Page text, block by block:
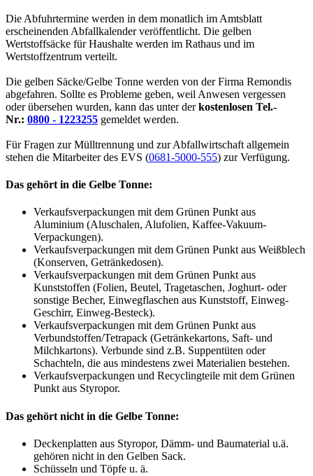
Die Abfuhrtermine werden in dem monatlich im Amtsblatt
erscheinenden Abfallkalender veröffentlicht. Die gelben
Wertstoffsäcke für Haushalte werden im Rathaus und im
Wertstoffzentrum verteilt.
Die gelben Säcke/Gelbe Tonne werden von der Firma Remondis
abgefahren. Sollte es Probleme geben, weil Anwesen vergessen
oder übersehen wurden, kann das unter derkostenlosen Tel.-
Nr.: 0800 - 1223255 gemeldet werden.
Für Fragen zur Mülltrennung und zur Abfallwirtschaft allgemein
stehen die Mitarbeiter des EVS (0681-5000-555) zur Verfügung.
Das gehört in die Gelbe Tonne:
Verkaufsverpackungen mit dem Grünen Punkt aus
Aluminium (Aluschalen, Alufolien, Kaffee-Vakuum-
Verpackungen).
Verkaufsverpackungen mit dem Grünen Punkt aus Weißblech
(Konserven, Getränkedosen).
Verkaufsverpackungen mit dem Grünen Punkt aus
Kunststoffen (Folien, Beutel, Tragetaschen, Joghurt- oder
sonstige Becher, Einwegflaschen aus Kunststoff, Einweg-
Geschirr, Einweg-Besteck).
Verkaufsverpackungen mit dem Grünen Punkt aus
Verbundstoffen/Tetrapack (Getränkekartons, Saft- und
Milchkartons). Verbunde sind z.B. Suppentüten oder
Schachteln, die aus mindestens zwei Materialien bestehen.
Verkaufsverpackungen und Recyclingteile mit dem Grünen
Punkt aus Styropor.
Das gehört nicht in die Gelbe Tonne:
Deckenplatten aus Styropor, Dämm- und Baumaterial u.ä.
gehören nicht in den Gelben Sack.
Schüsseln und Töpfe u. ä.